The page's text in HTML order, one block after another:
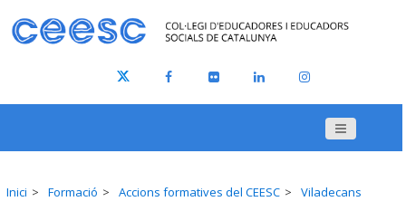
Inici Formació Accions formatives del CEESC Viladecans